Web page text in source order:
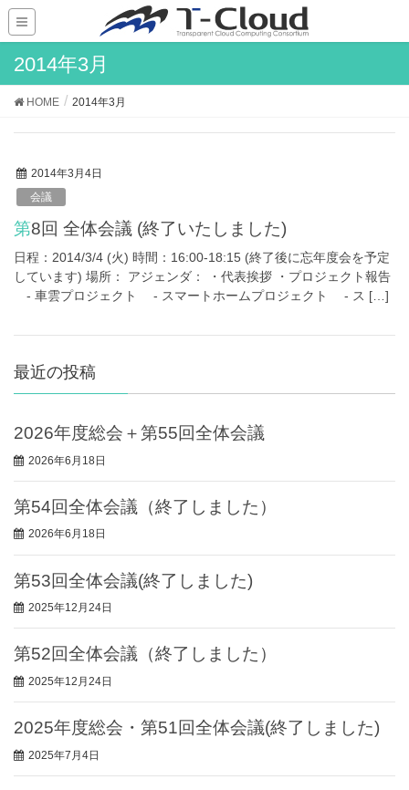
2014年3月
HOME 2014年3月
2014年3月4日
会議
第8回 全体会議 (終了いたしました)
日程：2014/3/4 (火) 時間：16:00-18:15 (終了後に忘年度会を予定
しています) 場所： アジェンダ： ・代表挨拶 ・プロジェクト報告
- 車雲プロジェクト - スマートホームプロジェクト - ス […]
最近の投稿
2026年度総会＋第55回全体会議
2026年6月18日
第54回全体会議（終了しました）
2026年6月18日
第53回全体会議(終了しました)
2025年12月24日
第52回全体会議（終了しました）
2025年12月24日
2025年度総会・第51回全体会議(終了しました)
2025年7月4日